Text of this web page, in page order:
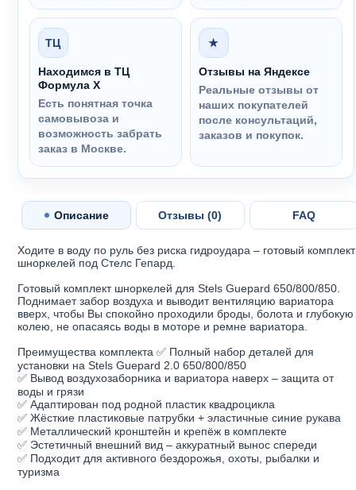
ТЦ
Находимся в ТЦ
Формула Х
Есть понятная точка
самовывоза и
возможность забрать
заказ в Москве.
★
Отзывы на Яндексе
Реальные отзывы от
наших покупателей
после консультаций,
заказов и покупок.
Описание Отзывы (0) FAQ
Ходите в воду по руль без риска гидроудара – готовый комплект
шноркелей под Стелс Гепард.
Готовый комплект шноркелей для Stels Guepard 650/800/850.
Поднимает забор воздуха и выводит вентиляцию вариатора
вверх, чтобы Вы спокойно проходили броды, болота и глубокую
колею, не опасаясь воды в моторе и ремне вариатора.
Преимущества комплекта ✅ Полный набор деталей для
установки на Stels Guepard 2.0 650/800/850
✅ Вывод воздухозаборника и вариатора наверх – защита от
воды и грязи
✅ Адаптирован под родной пластик квадроцикла
✅ Жёсткие пластиковые патрубки + эластичные синие рукава
✅ Металлический кронштейн и крепёж в комплекте
✅ Эстетичный внешний вид – аккуратный вынос спереди
✅ Подходит для активного бездорожья, охоты, рыбалки и
туризма